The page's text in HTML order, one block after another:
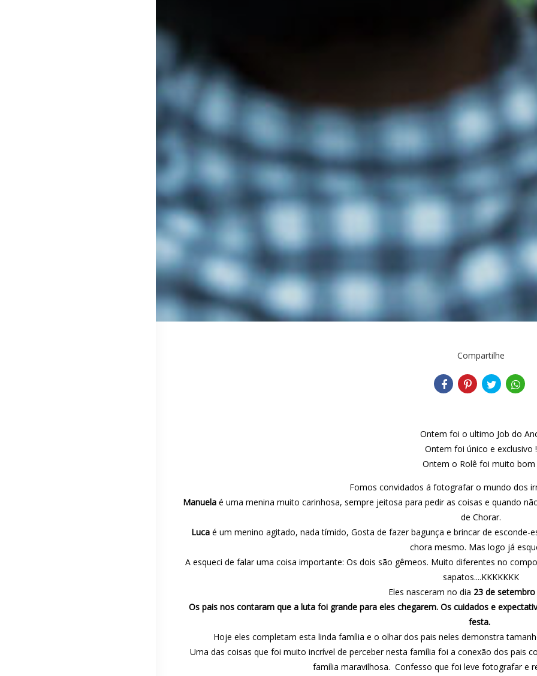
Compartilhe
Ontem foi o ultimo Job do
Ontem foi único e exclusivo !
Ontem o Rolê foi muito bom
Fomos convidados á fotografar o mundo dos
Manuelaé uma menina muito carinhosa, sempre jeitosa para pedir as coisas e quando
de Chorar.
Luca é um menino agitado, nada tímido, Gosta de fazer bagunça e brincar de
chora mesmo. Mas logo já
A esqueci de falar uma coisa importante: Os dois são gêmeos. Muito diferentes no
sapatos....KKKKKKK
Eles nasceram no dia 23 de
Os pais nos contaram que a luta foi grande para eles chegarem. Os cuidados e
festa.
Hoje eles completam esta linda família e o olhar dos pais neles demonstra
Uma das coisas que foi muito incrível de perceber nesta família foi a conexão dos pais
família maravilhosa. Confesso que foi leve fotografar e